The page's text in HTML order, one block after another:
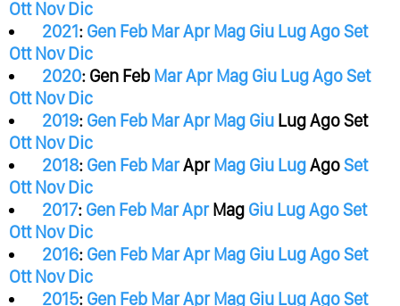
Ott Nov Dic
2021: Gen Feb MarApr Mag Giu LugAgoSet
Ott Nov Dic
2020: Gen Feb MarApr Mag Giu LugAgoSet
Ott Nov Dic
2019: Gen Feb MarApr Mag Giu LugAgoSet
Ott Nov Dic
2018: Gen Feb MarApr Mag Giu LugAgoSet
Ott Nov Dic
2017: Gen Feb MarApr Mag Giu LugAgoSet
Ott Nov Dic
2016: Gen Feb MarApr Mag Giu LugAgoSet
Ott Nov Dic
2015: Gen Feb MarApr Mag Giu LugAgoSet